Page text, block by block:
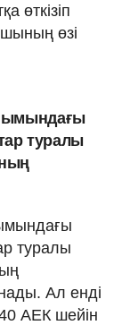
өткізіп
өзі
туралы
туралы
Ал енді
АЕК шейін